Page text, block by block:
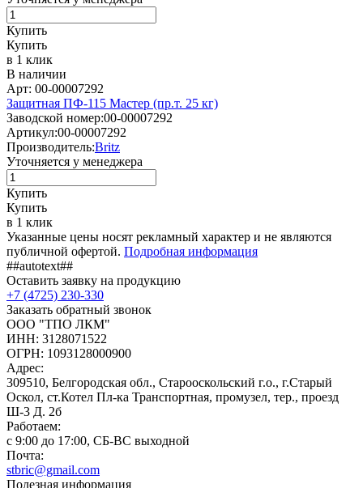
Купить
Купить
в 1 клик
В наличии
Арт: 00-00007292
Защитная ПФ-115 Мастер (пр.т. 25 кг)
Заводской номер:00-00007292
Артикул:00-00007292
Производитель:Britz
Уточняется у менеджера
Купить
Купить
в 1 клик
Указанные цены носят рекламный характер и не являются
публичной офертой. Подробная информация
##autotext##
Оставить заявку на продукцию
+7 (4725) 230-330
Заказать обратный звонок
ООО "ТПО ЛКМ"
ИНН: 3128071522
ОГРН: 1093128000900
Адрес:
309510, Белгородская обл., Старооскольский г.о., г.Старый
Оскол, ст.Котел Пл-ка Транспортная, промузел, тер., проезд
Ш-3 Д. 2б
Работаем:
c 9:00 до 17:00, СБ-ВС выходной
Почта:
stbric@gmail.com
Полезная информация